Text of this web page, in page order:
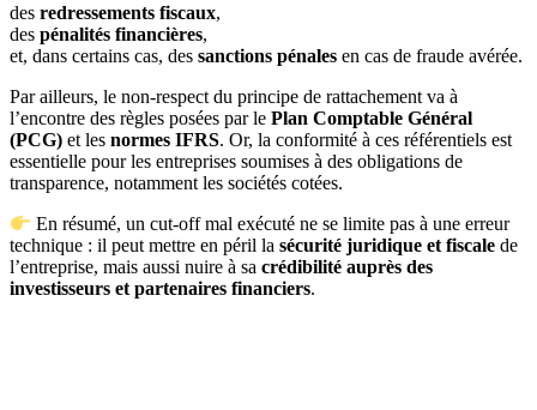
des redressements fiscaux,
des pénalités financières,
et, dans certains cas, des sanctions pénales en cas de fraude avérée.
Par ailleurs, le non-respect du principe de rattachement va à
l’encontre des règles posées par le Plan Comptable Général
(PCG) et les normes IFRS. Or, la conformité à ces référentiels est
essentielle pour les entreprises soumises à des obligations de
transparence, notamment les sociétés cotées.
En résumé, un cut-off mal exécuté ne se limite pas à une erreur
technique : il peut mettre en péril la sécurité juridique et fiscale de
l’entreprise, mais aussi nuire à sa crédibilité auprès des
investisseurs et partenaires financiers.